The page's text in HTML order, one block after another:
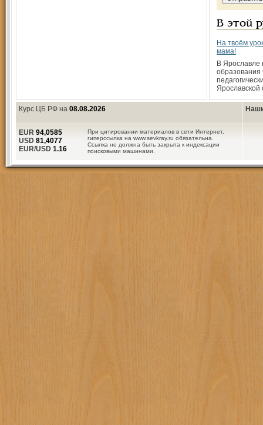
В этой
На твоём
мама!
В Ярославле
образования
Ярославской
Курс ЦБ РФ на 08.08.2026
При цитировании материалов в сети Интернет,
гиперссылка на www.sevkray.ru обязательна.
Ссылка не должна быть закрыта к индексации
поисковыми машинами.
EUR 94,0585
USD 81,4077
EUR/USD 1.16